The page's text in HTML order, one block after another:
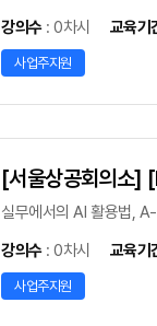
강의수: 0차시 교육기
사업주지원
[서울상공회의소
실무에서의 AI 활용법,
강의수: 0차시 교육기
사업주지원